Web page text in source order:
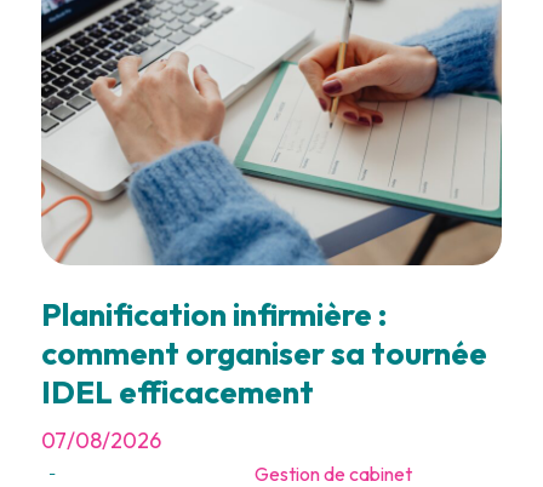
Planification infirmière :
comment organiser sa tournée
IDEL efficacement
07/08/2026
- Gestion de cabinet